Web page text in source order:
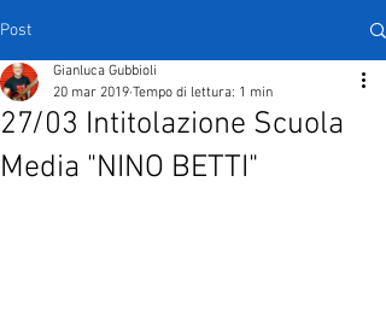
Post
27/03 Intitolazione Scuola
Media "NINO BETTI"
Gianluca Gubbioli
20 mar 2019 Tempo di lettura: 1 min